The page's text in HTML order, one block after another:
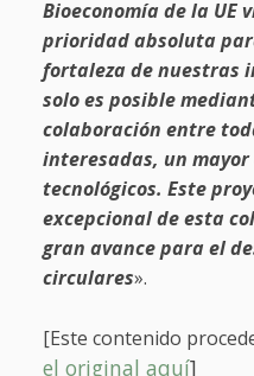
Bioeconomía de la UE
prioridad absoluta
fortaleza de nuestras
solo es posible
colaboración entre
interesadas, un
tecnológicos. Este
excepcional de esta
gran avance para el
circulares».
[Este contenido
el original aquí]